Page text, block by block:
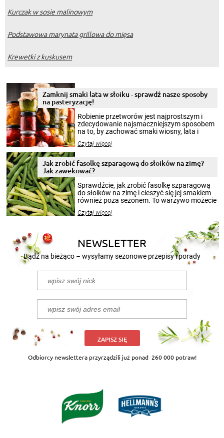
Kurczak w sosie malinowym
Podstawowa marynata grillowa do mięsa
Krewetki z kuskusem
Zamknij smaki lata w słoiku - sprawdź nasze sposoby
na pasteryzację!
Robienie przetworów jest najprostszym i
zdecydowanie najsmaczniejszym sposobem
na to, by zachować smaki wiosny, lata i
krajobrazów, by cieszyć nimi oko w sezonie
pełni poczuć atmosferę cieplejszych
miesięcy. Przygotowanie słoików ze
patenty, które pozwolą zachować świeżość
przetworów.
Czytaj więcej
Jak zrobić fasolkę szparagową do słoików na zimę?
Jak zawekować?
Sprawdźcie, jak zrobić fasolkę szparagową
do słoików na zimę i cieszyć się jej smakiem
również poza sezonem. To warzywo możecie
nasze propozycje!
Czytaj więcej
NEWSLETTER
Bądź na bieżąco – wysyłamy sezonowe przepisy i porady
ZAPISZ SIĘ
Odbiorcy newslettera przyrządzili już ponad 260 000 potraw!